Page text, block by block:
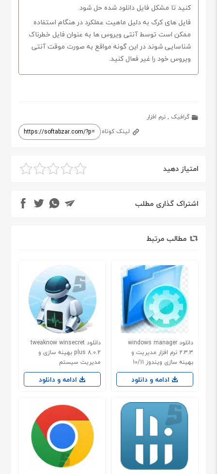
کنید تا مشکل فایل دانلود شده حل شود.
فایل های کرک به دلیل ماهیت عملکرد در هنگام استفاده
ممکن است توسط آنتی ویروس ها به عنوان فایل خطرناک
شناسایی شوند در این گونه مواقع به صورت موقت آنتی
ویروس خود را غیر فعال کنید.
گرافیک ,نرم افزار
لینک کوتاه
امتیاز دهید
اشتراک گذاری مطلب
مطالب مرتبط
دانلود windows manager
2.3.3 نرم افزار مدیریت و
بهینه سازی ویندوز 10/11
ادامه و دانلود
دانلود tweaknow winsecret
plus 8.0.2 بهینه سازی و
مدیریت سیستم
ادامه و دانلود